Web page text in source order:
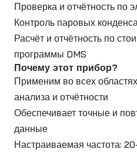
Проверка и отчётность по
Контроль паровых
Расчёт и отчётность по
программы DMS
Почему этот прибор?
Применим во всех
анализа и отчётности
Обеспечивает точные и
данные
Настраиваемая частота: